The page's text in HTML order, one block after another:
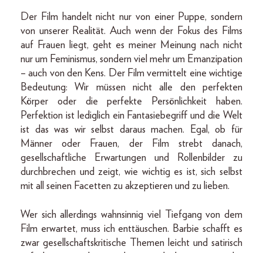
Der Film handelt nicht nur von einer Puppe, sondern
von unserer Realität. Auch wenn der Fokus des Films
auf Frauen liegt, geht es meiner Meinung nach nicht
nur um Feminismus, sondern viel mehr um Emanzipation
– auch von den Kens. Der Film vermittelt eine wichtige
Bedeutung: Wir müssen nicht alle den perfekten
Körper oder die perfekte Persönlichkeit haben.
Perfektion ist lediglich ein Fantasiebegriff und die Welt
ist das was wir selbst daraus machen. Egal, ob für
Männer oder Frauen, der Film strebt danach,
gesellschaftliche Erwartungen und Rollenbilder zu
durchbrechen und zeigt, wie wichtig es ist, sich selbst
mit all seinen Facetten zu akzeptieren und zu lieben.
Wer sich allerdings wahnsinnig viel Tiefgang von dem
Film erwartet, muss ich enttäuschen. Barbie schafft es
zwar gesellschaftskritische Themen leicht und satirisch